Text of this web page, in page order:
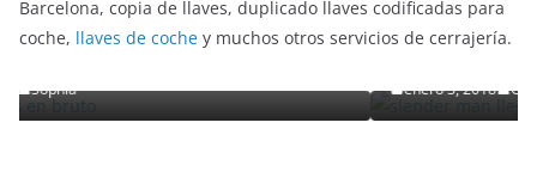
Barcelona, copia de llaves, duplicado llaves codificadas para
coche, llaves de coche y muchos otros servicios de cerrajería.
Slender Man llega al cine y te mostramos
enero 3, 2018 Grecia Cortez